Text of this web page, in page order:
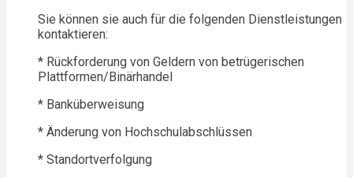
Sie können sie auch für die folgenden Dienstleistungen
kontaktieren:
* Rückforderung von Geldern von betrügerischen
Plattformen/Binärhandel
* Banküberweisung
* Änderung von Hochschulabschlüssen
* Standortverfolgung